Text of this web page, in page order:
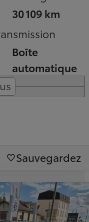
30 109 km
Boîte
automatique
Sauvegardez